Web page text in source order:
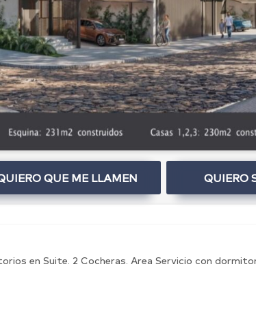
QUE ME LLAMEN QUIERO
en Suite. 2 Cocheras. Area Servicio con